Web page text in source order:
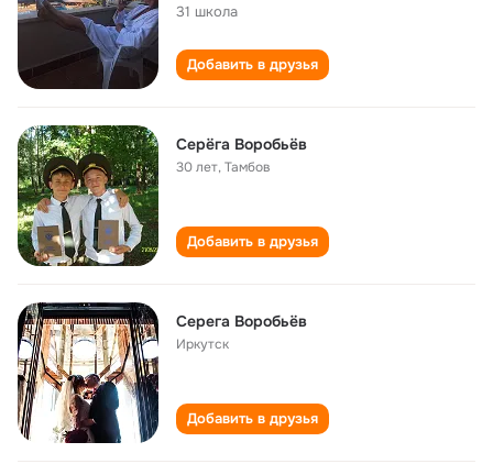
31 школа
Добавить в друзья
Серёга Воробьёв
30 лет,Тамбов
Добавить в друзья
Серега Воробьёв
Иркутск
Добавить в друзья